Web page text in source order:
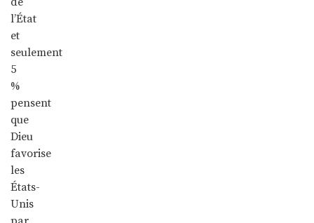
l’État
et
seulement
5
%
pensent
que
Dieu
favorise
les
États-
Unis